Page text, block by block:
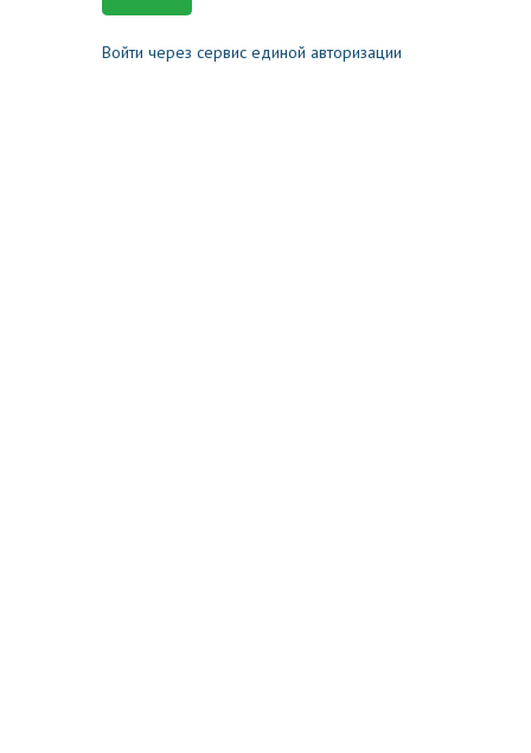
Войти через сервис единой авторизации